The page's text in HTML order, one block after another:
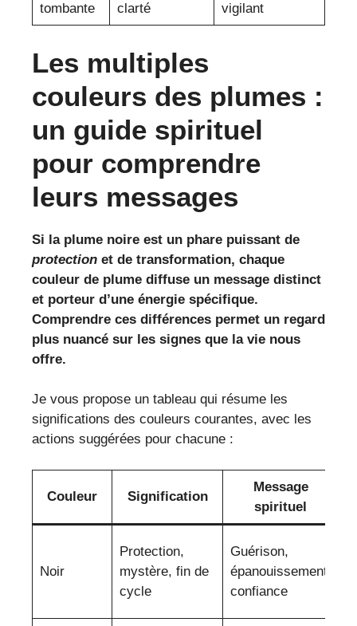
tombante
clarté
vigilant
Les multiples
couleurs des plumes :
un guide spirituel
pour comprendre
leurs messages
Si la plume noire est un phare puissant de
protection et de transformation, chaque
couleur de plume diffuse un message distinct
et porteur d’une énergie spécifique.
Comprendre ces différences permet un regard
plus nuancé sur les signes que la vie nous
offre.
Je vous propose un tableau qui résume les
significations des couleurs courantes, avec les
actions suggérées pour chacune :
Couleur Signification
Message
spirituel
Noir
Protection,
mystère, fin de
cycle
Guérison,
épanouissement,
confiance